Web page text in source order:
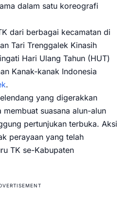
dalam satu koreografi
dari berbagai kecamatan di
Tari Trenggalek Kinasih
Hari Ulang Tahun (HUT)
Kanak-kanak Indonesia
.
yang digerakkan
suasana alun-alun
pertunjukan terbuka. Aksi
perayaan yang telah
TK se-Kabupaten